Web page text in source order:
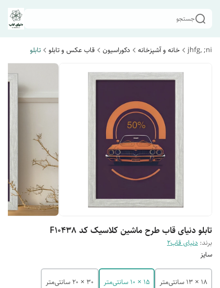
جستجو
jhfg, ;ni خانه و آشپزخانه دکوراسیون قاب عکس و تابلو تابلو
تابلو دنیای قاب طرح ماشین کلاسیک کد F10438
برند: دنیای قاب2
سایز
18 × 13 سانتی‌متر 15 × 10 سانتی‌متر 30 × 20 سانتی‌متر